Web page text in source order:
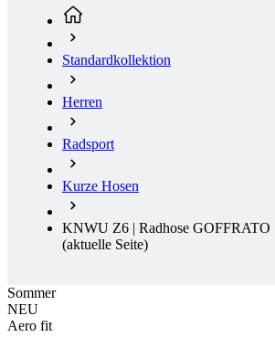
Herren
Radsport
Kurze Hosen
KNWU Z6 | Radhose GOFFRATO |
(aktuelle Seite)
Sommer
Kostenlose Lieferung
Aero fit